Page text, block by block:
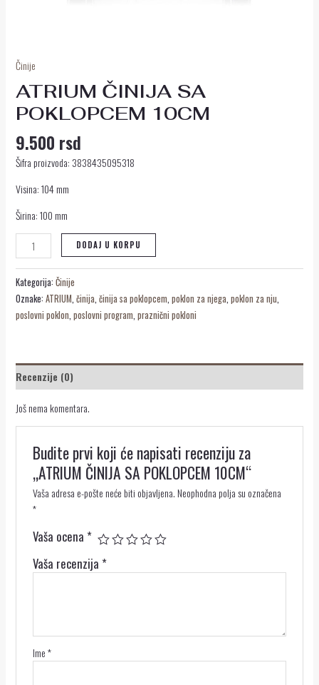
Činije
ATRIUM ČINIJA SA
POKLOPCEM 10CM
9.500 rsd
Šifra proizvoda: 3838435095318
Visina: 104 mm
Širina: 100 mm
DODAJ U KORPU
Kategorija: Činije
Oznake: ATRIUM činija činija sa poklopcem poklon za njega poklon za nju
poslovni poklon poslovni program praznični pokloni
Recenzije (0)
Još nema komentara.
Budite prvi koji će napisati recenziju za
„ATRIUM ČINIJA SA POKLOPCEM 10CM“
Vaša adresa e-pošte neće biti objavljena. Neophodna polja su označena
*
Vaša ocena *
Vaša recenzija *
Ime*